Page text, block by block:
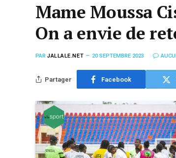
Mame Moussa
On a envie de
PAR JALLALE.NET 20 SEPTEMBRE 2023
Partager Facebook